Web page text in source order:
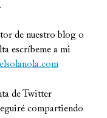
escríbeme a mi
de Twitter
compartiendo